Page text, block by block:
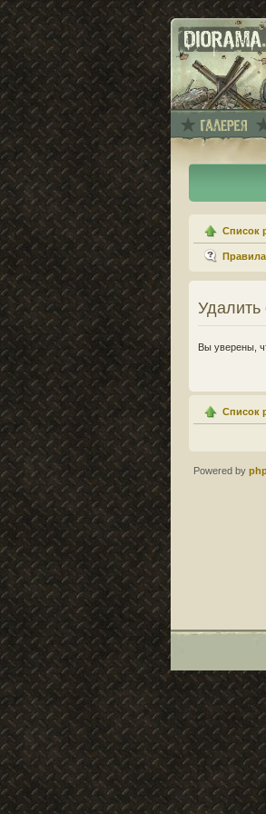
Список
Вы уверены,
Список
Powered by